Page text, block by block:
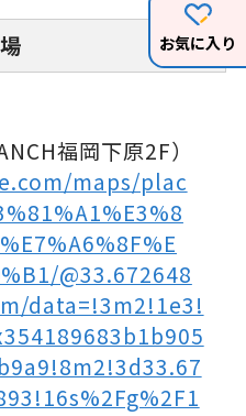
お気に入り
福岡下原2F）
maps/plac
@33.672648
data=!3m2!1e3!